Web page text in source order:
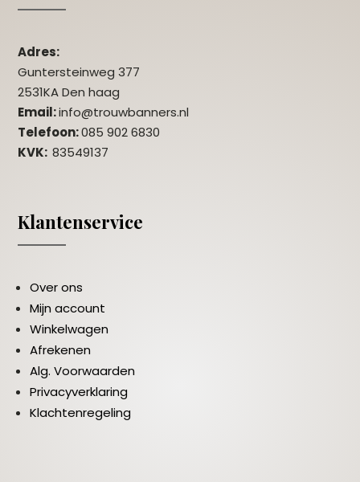
Adres:
Guntersteinweg 377
2531KA Den haag
Email:info@trouwbanners.nl
Telefoon:085 902 6830
KVK:83549137
Klantenservice
Over ons
Mijn account
Winkelwagen
Afrekenen
Alg. Voorwaarden
Privacyverklaring
Klachtenregeling